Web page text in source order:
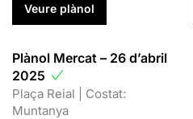
Veure plànol
Plànol Mercat – 26 d’abril
2025
Plaça Reial | Costat:
Muntanya